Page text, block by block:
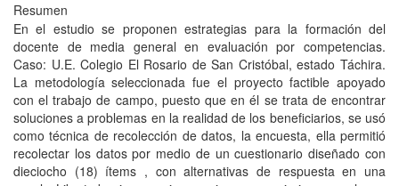
Resumen
En el estudio se proponen estrategias para la formación del
docente de media general en evaluación por competencias.
Caso: U.E. Colegio El Rosario de San Cristóbal, estado Táchira.
La metodología seleccionada fue el proyecto factible apoyado
con el trabajo de campo, puesto que en él se trata de encontrar
soluciones a problemas en la realidad de los beneficiarios, se usó
como técnica de recolección de datos, la encuesta, ella permitió
recolectar los datos por medio de un cuestionario diseñado con
dieciocho (18) ítems , con alternativas de respuesta en una